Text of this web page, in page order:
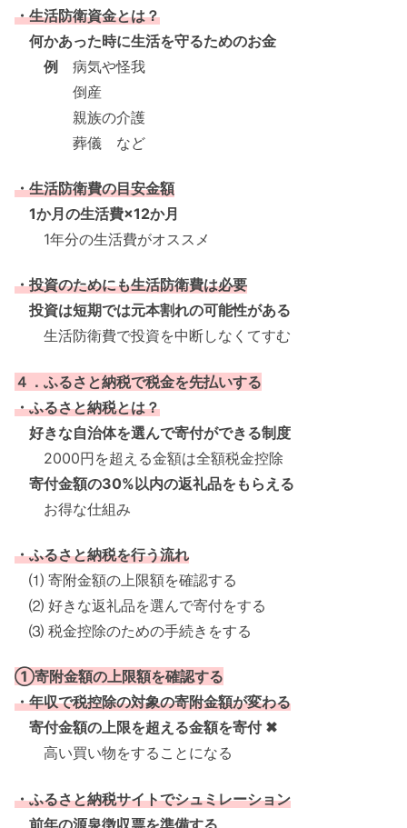
・生活防衛資金とは？
何かあった時に生活を守るためのお金
例 病気や怪我
倒産
親族の介護
葬儀 など
・生活防衛費の目安金額
1か月の生活費×12か月
1年分の生活費がオススメ
・投資のためにも生活防衛費は必要
投資は短期では元本割れの可能性がある
生活防衛費で投資を中断しなくてすむ
４．ふるさと納税で税金を先払いする
・ふるさと納税とは？
好きな自治体を選んで寄付ができる制度
2000円を超える金額は全額税金控除
寄付金額の30%以内の返礼品をもらえる
お得な仕組み
・ふるさと納税を行う流れ
⑴ 寄附金額の上限額を確認する
⑵ 好きな返礼品を選んで寄付をする
⑶ 税金控除のための手続きをする
①寄附金額の上限額を確認する
・年収で税控除の対象の寄附金額が変わる
寄付金額の上限を超える金額を寄付 ✖
高い買い物をすることになる
・ふるさと納税サイトでシュミレーション
前年の源泉徴収票を準備する